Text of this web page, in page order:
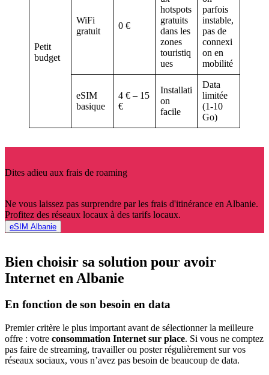
Petit
budget
WiFi
gratuit
0 €
hotspots
gratuits
dans les
zones
touristiq
ues
parfois
instable,
pas de
connexi
on en
mobilité
eSIM
basique
4 € – 15
€
Installati
on
facile
Data
limitée
(1-10
Go)
Dites adieu aux frais de roaming
Ne vous laissez pas surprendre par les frais d'itinérance en Albanie.
Profitez des réseaux locaux à des tarifs locaux.
eSIM Albanie
Bien choisir sa solution pour avoir
Internet en Albanie
En fonction de son besoin en data
Premier critère le plus important avant de sélectionner la meilleure
offre : votre consommation Internet sur place. Si vous ne comptez
pas faire de streaming, travailler ou poster régulièrement sur vos
réseaux sociaux, vous n’avez pas besoin de beaucoup de data.